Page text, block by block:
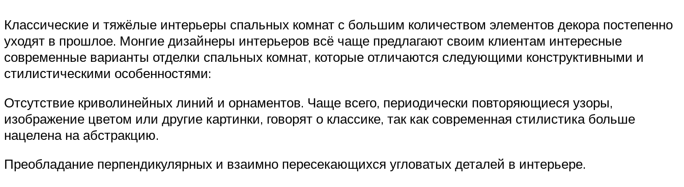
Классические и тяжёлые интерьеры спальных комнат с большим количеством элементов декора постепенно
уходят в прошлое. Монгие дизайнеры интерьеров всё чаще предлагают своим клиентам интересные
современные варианты отделки спальных комнат, которые отличаются следующими конструктивными и
стилистическими особенностями:
Отсутствие криволинейных линий и орнаментов. Чаще всего, периодически повторяющиеся узоры,
изображение цветом или другие картинки, говорят о классике, так как современная стилистика больше
нацелена на абстракцию.
Преобладание перпендикулярных и взаимно пересекающихся угловатых деталей в интерьере.